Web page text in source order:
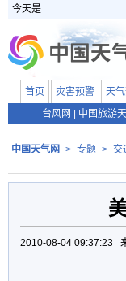
今天是
首页 灾害预警 天
台风网
中国旅游
中国天气网 > 专题 > 交
2010-08-04 09:37:23